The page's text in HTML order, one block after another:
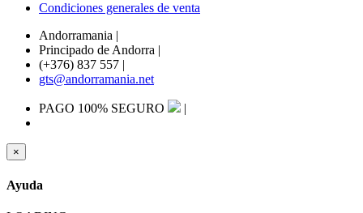
Condiciones generales de venta
Andorramania |
Principado de Andorra |
(+376) 837 557 |
gts@andorramania.net
PAGO 100% SEGURO |
×
Ayuda